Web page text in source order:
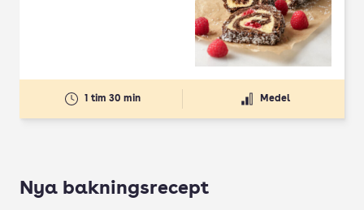
1 tim 30 min Medel
Nya bakningsrecept